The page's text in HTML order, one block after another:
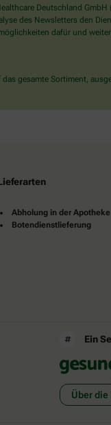
Deutschland
des Newsletters den
dafür und
gesamte Sortiment,
Abholung in der Apotheke
Botendienstlieferung
Ein
Über